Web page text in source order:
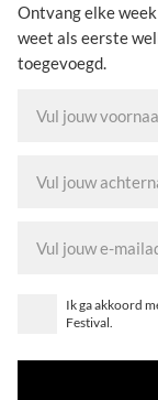
Ontvang elke
weet als eerste
toegevoegd.
Ik ga akkoord
Festival.